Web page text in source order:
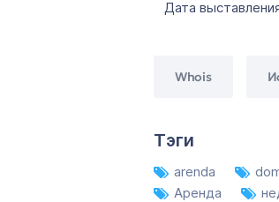
Дата
Whois
Тэги
arenda
Аренда